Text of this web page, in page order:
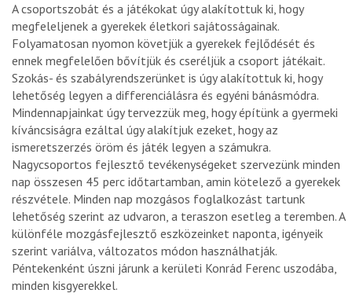
A csoportszobát és a játékokat úgy alakítottuk ki, hogy
megfeleljenek a gyerekek életkori sajátosságainak.
Folyamatosan nyomon követjük a gyerekek fejlődését és
ennek megfelelően bővítjük és cseréljük a csoport játékait.
Szokás- és szabályrendszerünket is úgy alakítottuk ki, hogy
lehetőség legyen a differenciálásra és egyéni bánásmódra.
Mindennapjainkat úgy tervezzük meg, hogy építünk a gyermeki
kíváncsiságra ezáltal úgy alakítjuk ezeket, hogy az
ismeretszerzés öröm és játék legyen a számukra.
Nagycsoportos fejlesztő tevékenységeket szervezünk minden
nap összesen 45 perc időtartamban, amin kötelező a gyerekek
részvétele. Minden nap mozgásos foglalkozást tartunk
lehetőség szerint az udvaron, a teraszon esetleg a teremben. A
különféle mozgásfejlesztő eszközeinket naponta, igényeik
szerint variálva, változatos módon használhatják.
Péntekenként úszni járunk a kerületi Konrád Ferenc uszodába,
minden kisgyerekkel.